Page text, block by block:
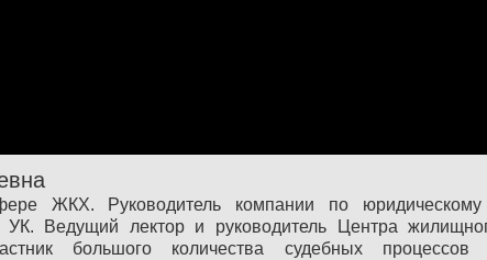
ЖКХ. Руководитель компании по юридическому
Ведущий лектор и руководитель Центра
большого количества судебных